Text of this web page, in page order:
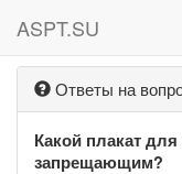
ASPT.SU
Ответы на
Какой плакат для
запрещающим?